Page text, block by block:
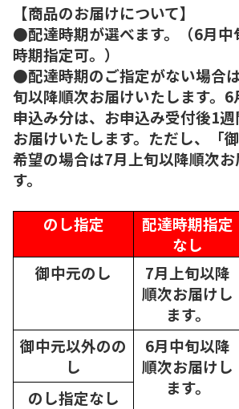
【商品のお届けについて】
●配達時期が選べます。（6月中
時期指定可。）
●配達時期のご指定がない場合
旬以降順次お届けいたします。
申込み分は、お申込み受付後1
お届けいたします。ただし、「
希望の場合は7月上旬以降順次お
す。
のし指定
配達時期指定
なし
御中元のし
7月上旬以降
順次お届けし
ます。
御中元以外のの
し
6月中旬以降
順次お届けし
ます。
のし指定なし